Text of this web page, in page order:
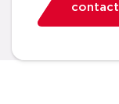
contact